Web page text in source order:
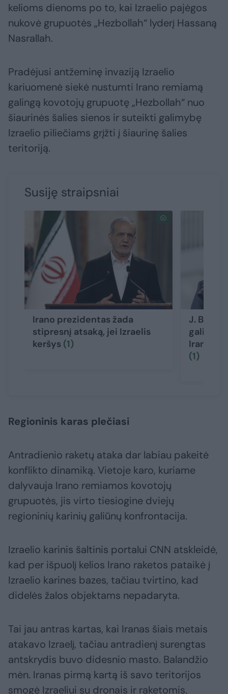
kelioms dienoms po to, kai Izraelio pajėgos
nukovė grupuotės „Hezbollah“ lyderį Hassaną
Nasrallah.
Pradėjusi antžeminę invaziją Izraelio
kariuomenė siekė nustumti Irano remiamą
galingą kovotojų grupuotę „Hezbollah“ nuo
šiaurinės šalies sienos ir suteikti galimybę
Izraelio piliečiams grįžti į šiaurinę šalies
teritoriją.
Susiję straipsniai
Irano prezidentas žada
stipresnį atsaką, jei Izraelis
keršys (1)
J.
Irano
(1)
Regioninis karas plečiasi
Antradienio raketų ataka dar labiau pakeitė
konflikto dinamiką. Vietoje karo, kuriame
dalyvauja Irano remiamos kovotojų
grupuotės, jis virto tiesiogine dviejų
regioninių karinių galiūnų konfrontacija.
Izraelio karinis šaltinis portalui CNN atskleidė,
kad per išpuolį kelios Irano raketos pataikė į
Izraelio karines bazes, tačiau tvirtino, kad
didelės žalos objektams nepadaryta.
Tai jau antras kartas, kai Iranas šiais metais
atakavo Izraelį, tačiau antradienį surengtas
antskrydis buvo didesnio masto. Balandžio
mėn. Iranas pirmą kartą iš savo teritorijos
smogė Izraeliui su dronais ir raketomis.